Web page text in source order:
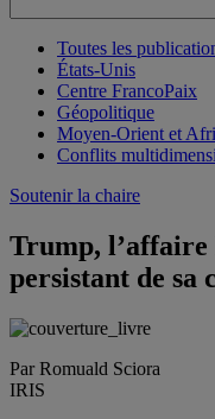
Toutes les
États-Unis
Centre FrancoPaix
Géopolitique
Moyen-Orient et
Conflits
Soutenir la chaire
Trump, l’affaire
persistant de sa
Par Romuald Sciora
IRIS